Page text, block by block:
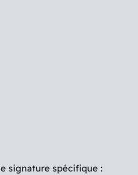
signature spécifique :